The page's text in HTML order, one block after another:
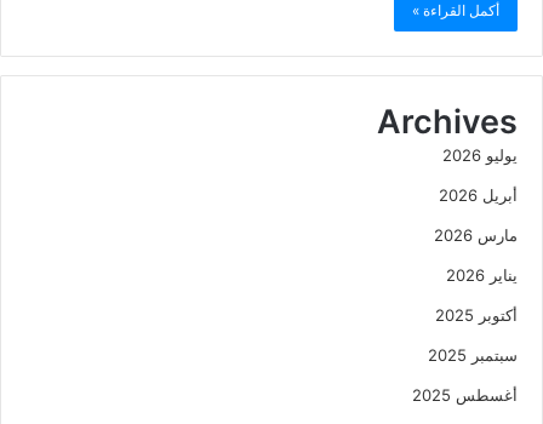
أكمل القراءة »
Archives
يوليو 2026
أبريل 2026
مارس 2026
يناير 2026
أكتوبر 2025
سبتمبر 2025
أغسطس 2025